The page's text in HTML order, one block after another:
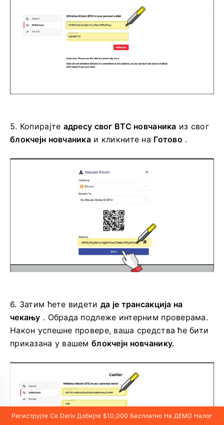
5. Копирајте адресу свог BTC новчаника из свог
блокчејн новчаника и кликните на Готово .
6. Затим ћете видети да је трансакција на
чекању . Обрада подлеже интерним проверама.
Након успешне провере, ваша средства ће бити
приказана у вашемблокчејн новчанику.
Региструјте Се Deriv Добијте $10,000 Бесплатно На ДЕМО Налог